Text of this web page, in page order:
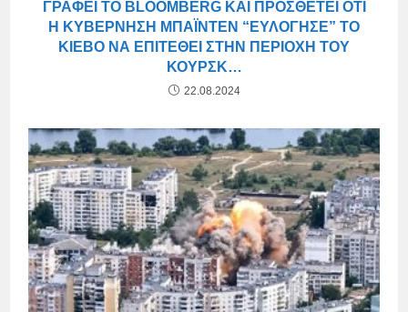
ΓΡΆΦΕΙ ΤΟ BLOOMBERG ΚΑΙ ΠΡΟΣΘΈΤΕΙ ΌΤΙ
Η ΚΥΒΈΡΝΗΣΗ ΜΠΆΙΝΤΕΝ “ΕΥΛΌΓΗΣΕ” ΤΟ
ΚΊΕΒΟ ΝΑ ΕΠΙΤΕΘΕΊ ΣΤΗΝ ΠΕΡΙΟΧΉ ΤΟΥ
ΚΟΥΡΣΚ…
22.08.2024